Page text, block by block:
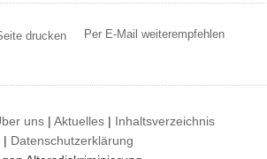
drucken Per E-Mail weiterempfehlen
uns | Aktuelles | Inhaltsverzeichnis
| Datenschutzerklärung